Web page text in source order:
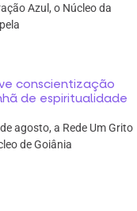
Azul, o Núcleo da
conscientização
de espiritualidade
agosto, a Rede Um Grito
de Goiânia